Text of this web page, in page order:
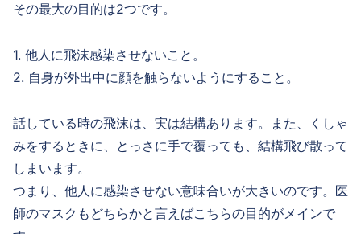
その最大の目的は2つです。
1. 他人に飛沫感染させないこと。
2. 自身が外出中に顔を触らないようにすること。
話している時の飛沫は、実は結構あります。また、くしゃ
みをするときに、とっさに手で覆っても、結構飛び散って
しまいます。
つまり、他人に感染させない意味合いが大きいのです。医
師のマスクもどちらかと言えばこちらの目的がメインで